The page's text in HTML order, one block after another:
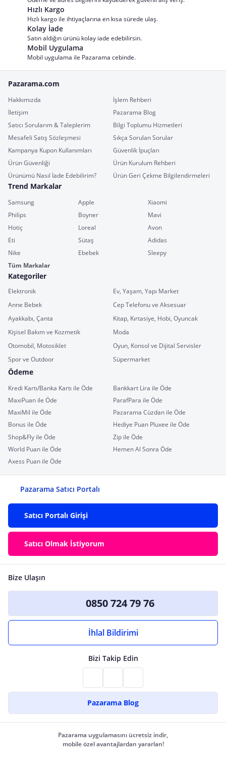
Hızlı Kargo
Hızlı kargo ile ihtiyaçlarına en kısa sürede ulaş.
Kolay İade
Satın aldığın ürünü kolay iade edebilirsin.
Mobil Uygulama
Mobil uygulama ile Pazarama cebinde.
Pazarama.com
Hakkımızda
İşlem Rehberi
İletişim
Pazarama Blog
Satıcı Sorularım & Taleplerim
Bilgi Toplumu Hizmetleri
Mesafeli Satış Sözleşmesi
Sıkça Sorulan Sorular
Kampanya Kupon Kullanımları
Güvenlik İpuçları
Ürün Güvenliği
Ürün Kurulum Rehberi
Ürünümü Nasıl İade Edebilirim?
Ürün Geri Çekme Bilgilendirmeleri
Trend Markalar
Samsung Apple
Xiaomi
Philips
Boyner
Mavi
Hotiç
Loreal
Avon
Eti
Sütaş
Adidas
Nike
Ebebek
Sleepy
Tüm Markalar
Kategoriler
Elektronik
Ev, Yaşam, Yapı Market
Anne Bebek
Cep Telefonu ve Aksesuar
Ayakkabı, Çanta
Kitap, Kırtasiye, Hobi, Oyuncak
Kişisel Bakım ve Kozmetik
Moda
Otomobil, Motosiklet
Oyun, Konsol ve Dijital Servisler
Spor ve Outdoor
Süpermarket
Ödeme
Kredi Kartı/Banka Kartı ile Öde
Bankkart Lira ile Öde
MaxiPuan ile Öde
ParafPara ile Öde
MaxiMil ile Öde
Pazarama Cüzdan ile Öde
Bonus ile Öde
Hediye Puan Pluxee ile Öde
Shop&Fly ile Öde
Zip ile Öde
World Puan ile Öde
Hemen Al Sonra Öde
Axess Puan ile Öde
Pazarama Satıcı Portalı
Satıcı Portalı Girişi
Satıcı Olmak İstiyorum
Bize Ulaşın
0850 724 79 76
İhlal Bildirimi
Bizi Takip Edin
Pazarama Blog
Pazarama uygulamasını ücretsiz indir,
mobile özel avantajlardan yararlan!